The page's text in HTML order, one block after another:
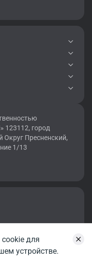
город
Округ Пресненский,
1/13
для
устройстве.